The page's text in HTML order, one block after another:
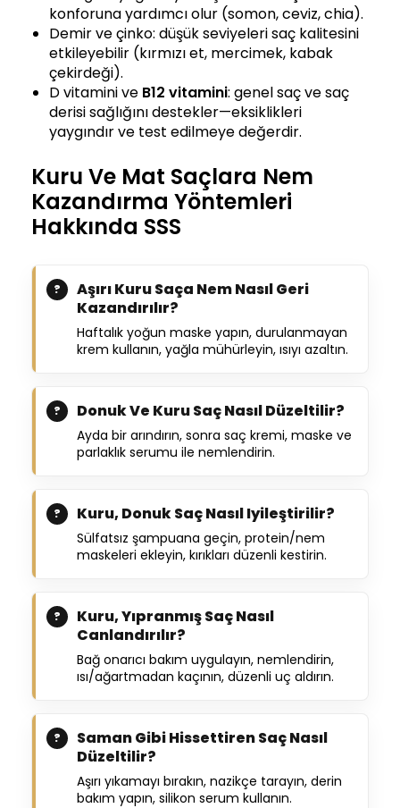
konforuna yardımcı olur (somon, ceviz, chia).
Demir ve çinko: düşük seviyeleri saç kalitesini
etkileyebilir (kırmızı et, mercimek, kabak
çekirdeği).
D vitamini ve B12 vitamini: genel saç ve saç
derisi sağlığını destekler—eksiklikleri
yaygındır ve test edilmeye değerdir.
Kuru Ve Mat Saçlara Nem
Kazandırma Yöntemleri
Hakkında SSS
Aşırı Kuru Saça Nem Nasıl Geri
Kazandırılır?
Haftalık yoğun maske yapın, durulanmayan
krem kullanın, yağla mühürleyin, ısıyı azaltın.
Donuk Ve Kuru Saç Nasıl Düzeltilir?
Ayda bir arındırın, sonra saç kremi, maske ve
parlaklık serumu ile nemlendirin.
Kuru, Donuk Saç Nasıl Iyileştirilir?
Sülfatsız şampuana geçin, protein/nem
maskeleri ekleyin, kırıkları düzenli kestirin.
Kuru, Yıpranmış Saç Nasıl
Canlandırılır?
Bağ onarıcı bakım uygulayın, nemlendirin,
ısı/ağartmadan kaçının, düzenli uç aldırın.
Saman Gibi Hissettiren Saç Nasıl
Düzeltilir?
Aşırı yıkamayı bırakın, nazikçe tarayın, derin
bakım yapın, silikon serum kullanın.